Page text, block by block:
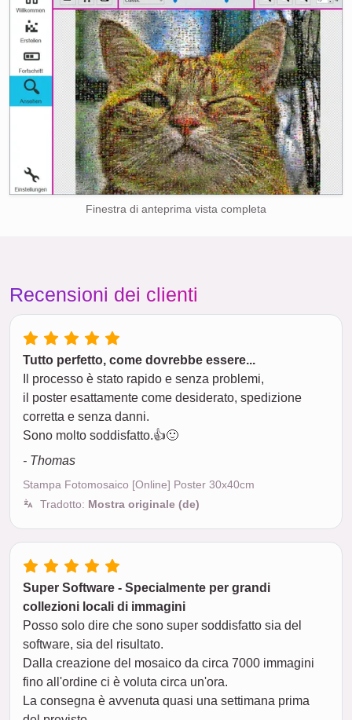
Finestra di anteprima vista completa
Recensioni dei clienti
Tutto perfetto, come dovrebbe essere...
Il processo è stato rapido e senza problemi,
il poster esattamente come desiderato, spedizione
corretta e senza danni.
Sono molto soddisfatto.👍🙂
- Thomas
Stampa Fotomosaico [Online] Poster 30x40cm
Tradotto: Mostra originale (de)
Super Software - Specialmente per grandi
collezioni locali di immagini
Posso solo dire che sono super soddisfatto sia del
software, sia del risultato.
Dalla creazione del mosaico da circa 7000 immagini
fino all'ordine ci è voluta circa un'ora.
La consegna è avvenuta quasi una settimana prima